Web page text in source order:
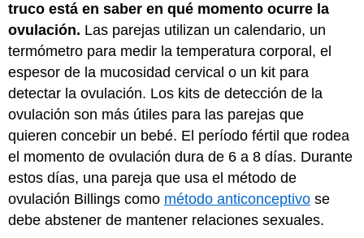
truco está en saber en qué momento ocurre la
ovulación. Las parejas utilizan un calendario, un
termómetro para medir la temperatura corporal, el
espesor de la mucosidad cervical o un kit para
detectar la ovulación. Los kits de detección de la
ovulación son más útiles para las parejas que
quieren concebir un bebé. El período fértil que rodea
el momento de ovulación dura de 6 a 8 días. Durante
estos días, una pareja que usa el método de
ovulación Billings como método anticonceptivo se
debe abstener de mantener relaciones sexuales.